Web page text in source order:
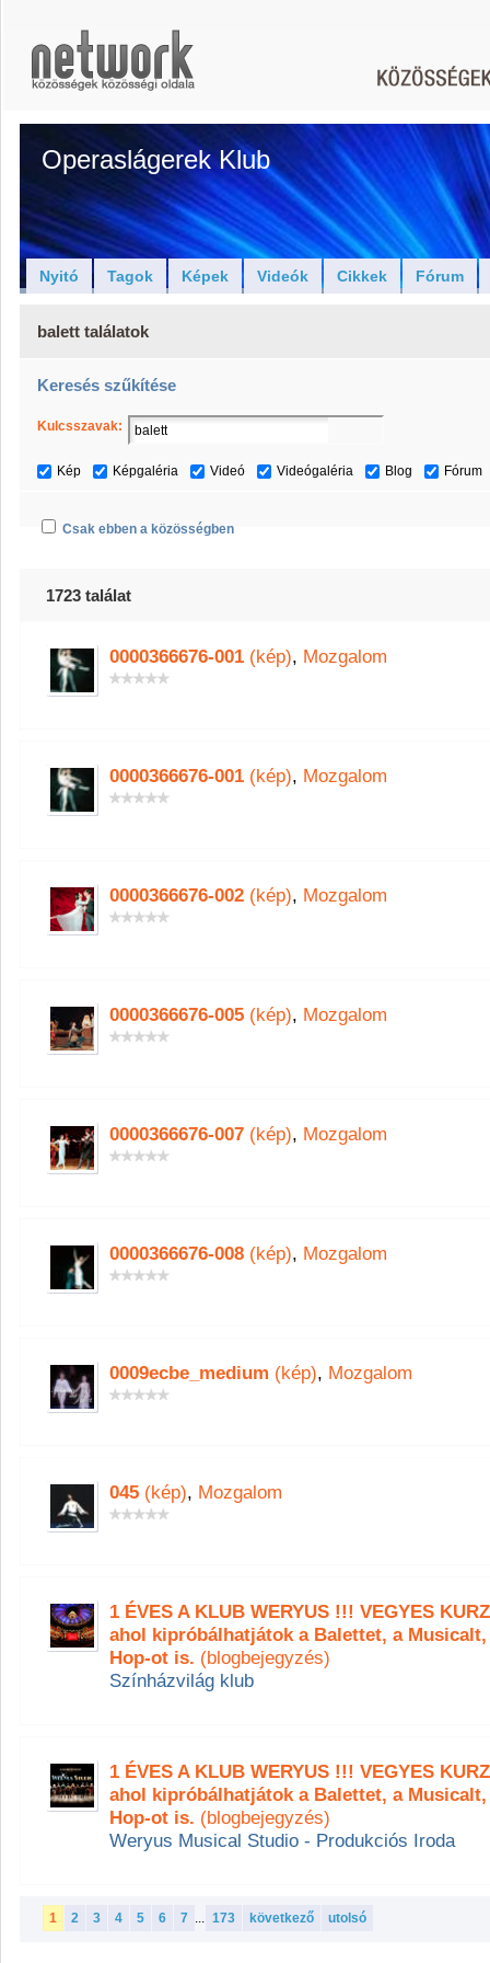
Operaslágerek Klub
Nyitó Tagok Képek Videók Cikkek Fórum
balett találatok
Keresés szűkítése
Kulcsszavak:
Kép Képgaléria Videó Videógaléria Blog Fórum
Csak ebben a közösségben
1723 találat
0000366676-001 (kép), Mozgalom
0000366676-001 (kép), Mozgalom
0000366676-002 (kép), Mozgalom
0000366676-005 (kép), Mozgalom
0000366676-007 (kép), Mozgalom
0000366676-008 (kép), Mozgalom
0009ecbe_medium (kép), Mozgalom
045 (kép), Mozgalom
1 ÉVES A KLUB WERYUS !!! VEGYES
ahol kipróbálhatjátok a Balettet, a
Hop-ot is. (blogbejegyzés)
Színházvilág klub
1 ÉVES A KLUB WERYUS !!! VEGYES
ahol kipróbálhatjátok a Balettet, a
Hop-ot is. (blogbejegyzés)
Weryus Musical Studio - Produkciós Iroda
1 2 3 4 5 6 7 ... 173 következő utolsó